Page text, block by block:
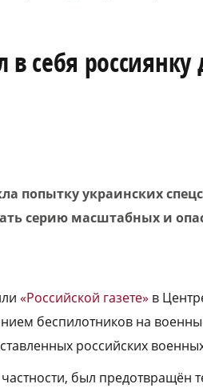
себя россиянку
попытку украинских
серию масштабных и
«Российской газете» в
беспилотников на
российских
был